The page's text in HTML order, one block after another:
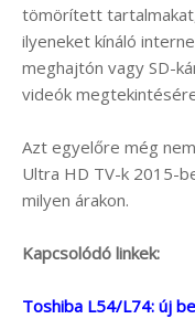
tömörített tartalmakat,
ilyeneket kínáló
meghajtón vagy SD-
videók
Azt egyelőre még
Ultra HD TV-k 2015-
milyen árakon.
Kapcsolódó linkek:
Toshiba L54/L74: új